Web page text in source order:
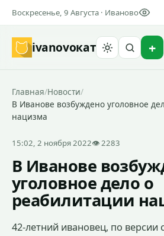
Воскресенье, 9 Августа · Иваново
ivanovoкат
Главная/Новости/
В Иванове возбуждено уголовное
нацизма
15:02, 2 ноября 2022👁 2283
В Иванове
уголовное дело о
реабилитации
42-летний ивановец, по версии